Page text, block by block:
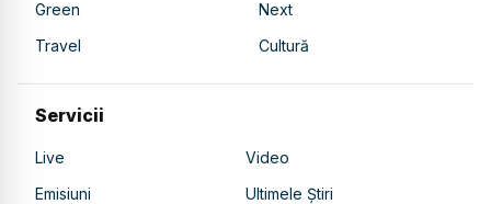
Green
Next
Travel
Cultură
Servicii
Live
Video
Emisiuni
Ultimele Știri